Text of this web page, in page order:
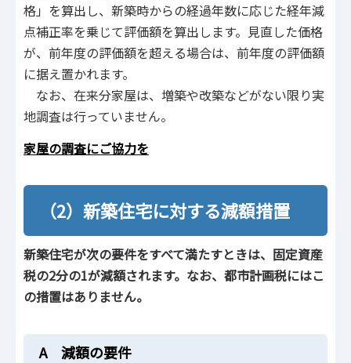
格」を算出し、新築時からの経過年数に応じた経年減
点補正率を乗じて評価額を算出します。見直した価格
が、前年度の評価額を超える場合は、前年度の評価額
に据え置かれます。
なお、在来分家屋は、増築や改築などがない限り実
地調査は行っていません。
家屋の調査にご協力を
（2）新築住宅に対する減額措置
新築住宅が次の要件をすべて満たすときは、固定資産
税の2分の1が減額されます。なお、都市計画税にはこ
の措置はありません。
A 減額の要件